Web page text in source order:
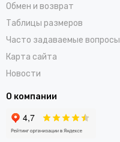
Обмен и возврат
Таблицы размеров
Часто задаваемые вопросы
Карта сайта
Новости
О компании